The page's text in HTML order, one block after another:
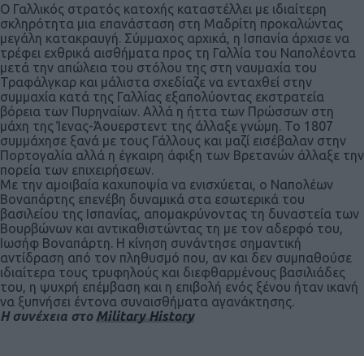
Ο Γαλλικός στρατός κατοχής καταστέλλει με ιδιαίτερη
σκληρότητα μια επανάσταση στη Μαδρίτη προκαλώντας
μεγάλη κατακραυγή. Σύμμαχος αρχικά, η Ισπανία άρχισε να
τρέφει εχθρικά αισθήματα προς τη Γαλλία του Ναπολέοντα
μετά την απώλεια του στόλου της στη ναυμαχία του
Τραφάλγκαρ και μάλιστα σχεδίαζε να ενταχθεί στην
συμμαχία κατά της Γαλλίας εξαπολύοντας εκστρατεία
βόρεια των Πυρηναίων. Αλλά η ήττα των Πρώσσων στη
μάχη της Ίενας-Άουερστεντ της άλλαξε γνώμη. Το 1807
συμμάχησε ξανά με τους Γάλλους και μαζί εισέβαλαν στην
Πορτογαλία αλλά η έγκαιρη άφιξη των Βρετανών άλλαξε την
πορεία των επιχειρήσεων.
Με την αμοιβαία καχυποψία να ενισχύεται, ο Ναπολέων
Βοναπάρτης επενέβη δυναμικά στα εσωτερικά του
βασιλείου της Ισπανίας, απομακρύνοντας τη δυναστεία των
Βουρβώνων και αντικαθιστώντας τη με τον αδερφό του,
Ιωσήφ Βοναπάρτη. Η κίνηση συνάντησε σημαντική
αντίδραση από τον πληθυσμό που, αν και δεν συμπαθούσε
ιδιαίτερα τους τρυφηλούς και διεφθαρμένους βασιλιάδες
του, η ψυχρή επέμβαση και η επιβολή ενός ξένου ήταν ικανή
να ξυπνήσει έντονα συναισθήματα αγανάκτησης.
Η συνέχεια στο Military History